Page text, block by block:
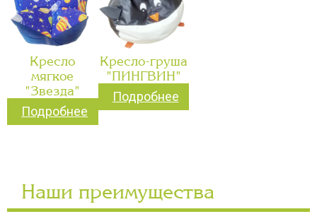
Кресло
мягкое
"Звезда"
Подробнее
Кресло-груша
"ПИНГВИН"
Подробнее
Наши преимущества